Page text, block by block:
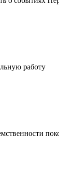
работу